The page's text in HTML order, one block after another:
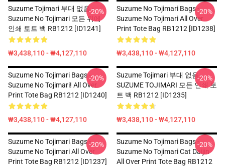
Suzume Tojimari 부대 없음 -
Suzume No Tojimari 모든 위에
인쇄 토트 백 RB1212 [ID1241]
₩3,438,110 - ₩4,127,110
-20%
Suzume No Tojimari Bags -
Suzume No Tojimari All Over
Print Tote Bag RB1212 [ID1238]
₩3,438,110 - ₩4,127,110
-20%
Suzume No Tojimari Bags -
Suzume No Tojimari! All Over
Print Tote Bag RB1212 [ID1240]
₩3,438,110 - ₩4,127,110
-20%
Suzume Tojimari 부대 없음 -
SUZUME TOJIMARI 모든 인쇄 토
트 백 RB1212 [ID1235]
₩3,438,110 - ₩4,127,110
-20%
Suzume No Tojimari Bags -
Suzume No Tojimari All Over
Print Tote Bag RB1212 [ID1237]
-20%
Suzume No Tojimari Bags -
Suzume No Tojimari Cat Daijin
All Over Print Tote Bag RB1212
-20%